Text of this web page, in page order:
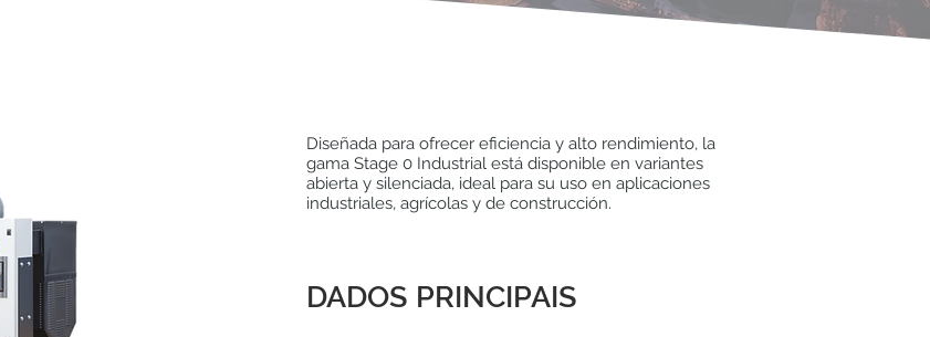
Diseñada para ofrecer eficiencia y alto rendimiento, la
gama Stage 0 Industrial está disponible en variantes
abierta y silenciada, ideal para su uso en aplicaciones
industriales, agrícolas y de construcción.
DADOS PRINCIPAIS